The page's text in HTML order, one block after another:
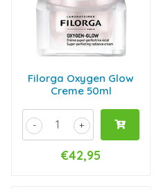
Filorga Oxygen Glow
Creme 50ml
+
-
€42,95